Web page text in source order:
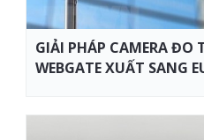
GIẢI PHÁP CAMERA ĐO
WEBGATE XUẤT SANG